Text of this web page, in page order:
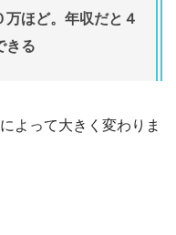
ほど。年収だと４
きる
よって大きく変わりま